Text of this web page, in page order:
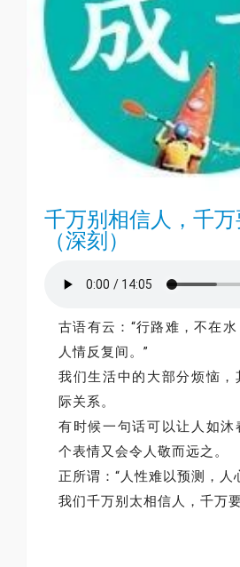
千万别相信人，千
（深刻）
古语有云：“行路难，不在
人情反复间。”
我们生活中的大部分烦恼，
际关系。
有时候一句话可以让人如沐
个表情又会令人敬而远之。
正所谓：“人性难以预测，人
我们千万别太相信人，千万